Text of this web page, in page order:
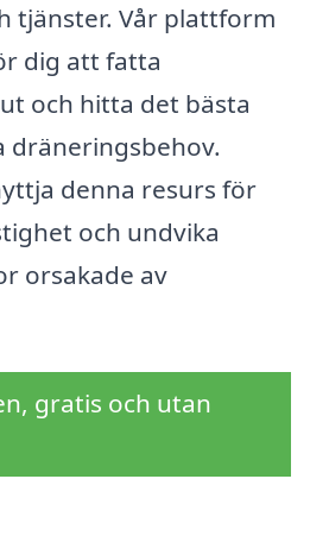
tjänster. Vår plattform
dig att fatta
och hitta det bästa
denna resurs för
och undvika
orsakade av
gratis och utan